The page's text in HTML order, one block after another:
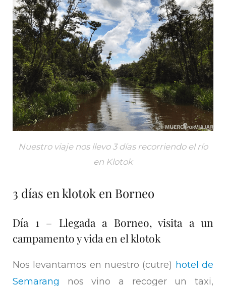
Nuestro viaje nos llevo 3 días recorriendo el río
en Klotok
3 días en klotok en Borneo
Día 1 – Llegada a Borneo, visita a un
campamento y vida en el klotok
Nos levantamos en nuestro (cutre) hotel de
Semarang nos vino a recoger un taxi,